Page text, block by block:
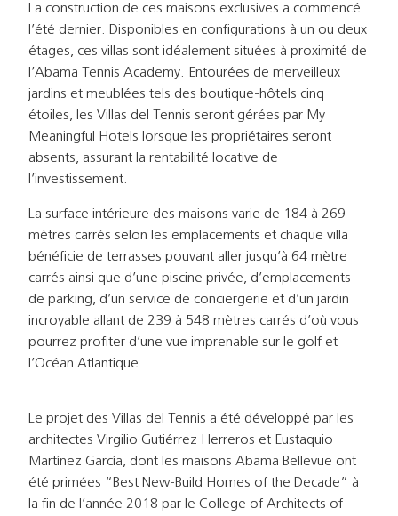
La construction de ces maisons exclusives a commencé
l’été dernier. Disponibles en configurations à un ou deux
étages, ces villas sont idéalement situées à proximité de
l’Abama Tennis Academy. Entourées de merveilleux
jardins et meublées tels des boutique-hôtels cinq
étoiles, les Villas del Tennis seront gérées par My
Meaningful Hotels lorsque les propriétaires seront
absents, assurant la rentabilité locative de
l’investissement.
La surface intérieure des maisons varie de 184 à 269
mètres carrés selon les emplacements et chaque villa
bénéficie de terrasses pouvant aller jusqu’à 64 mètre
carrés ainsi que d’une piscine privée, d’emplacements
de parking, d’un service de conciergerie et d’un jardin
incroyable allant de 239 à 548 mètres carrés d’où vous
pourrez profiter d’une vue imprenable sur le golf et
l’Océan Atlantique.
Le projet des Villas del Tennis a été développé par les
architectes Virgilio Gutiérrez Herreros et Eustaquio
Martínez García, dont les maisons Abama Bellevue ont
été primées “Best New-Build Homes of the Decade” à
la fin de l’année 2018 par le College of Architects of